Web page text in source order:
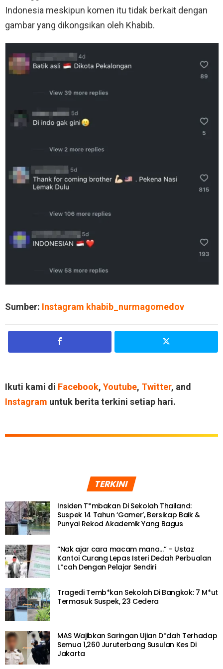
Indonesia meskipun komen itu tidak berkait dengan
gambar yang dikongsikan oleh Khabib.
Sumber: Instagram khabib_nurmagomedov
Ikuti kami di Facebook, Youtube, Twitter, and
Instagram untuk berita terkini setiap hari.
TERKINI
Insiden T*mbakan Di Sekolah Thailand:
Suspek 14 Tahun ‘Gamer’, Bersikap Baik &
Punyai Rekod Akademik Yang Bagus
“Nak ajar cara macam mana…” – Ustaz
Kantoi Curang Lepas Isteri Dedah Perbualan
L*cah Dengan Pelajar Sendiri
Tragedi Temb*kan Sekolah Di Bangkok: 7 M*ut
Termasuk Suspek, 23 Cedera
MAS Wajibkan Saringan Ujian D*dah Terhadap
Semua 1,260 Juruterbang Susulan Kes Di
Jakarta